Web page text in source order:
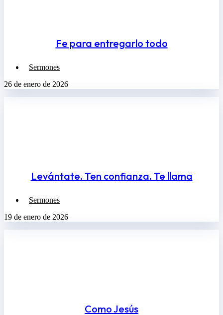
Fe para entregarlo todo
Sermones
26 de enero de 2026
Levántate. Ten confianza. Te llama
Sermones
19 de enero de 2026
Como Jesús